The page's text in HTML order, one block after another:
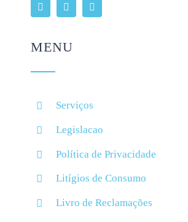
MENU
Serviços
Legislacao
Política de Privacidade
Litígios de Consumo
Livro de Reclamações